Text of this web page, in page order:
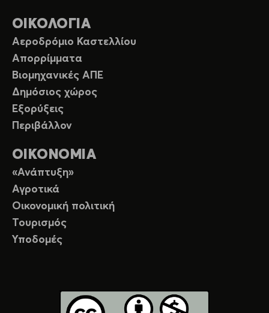
ΟΙΚΟΛΟΓΙΑ
Αεροδρόμιο Καστελλίου
Απορρίμματα
Βιομηχανικές ΑΠΕ
Δημόσιος χώρος
Εξορύξεις
Περιβάλλον
ΟΙΚΟΝΟΜΙΑ
«Ανάπτυξη»
Αγροτικά
Οικονομική πολιτική
Τουρισμός
Υποδομές